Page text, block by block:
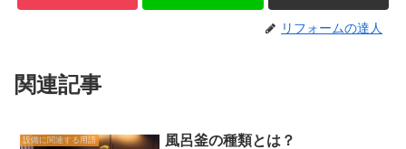
リフォームの達人
関連記事
設備に関連する用語 風呂釜の種類とは？